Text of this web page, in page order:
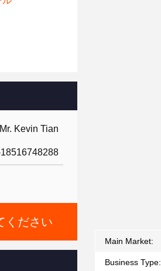
Mr. Kevin Tian
ください
Main Market:
Business Type: